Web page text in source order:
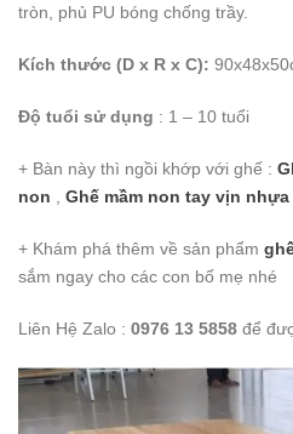
tròn, phủ PU bóng chống trầy.
Kích thước (D x R x C):
Độ tuổi sử dụng : 1 – 10 tuổi
+ Bàn này thì ngồi khớp với ghế :
non
Ghế mầm non tay vịn
+ Khám phá thêm về sản phẩm
sắm ngay cho các con bố mẹ nhé
Liên Hệ Zalo : 0976 13 5858 để